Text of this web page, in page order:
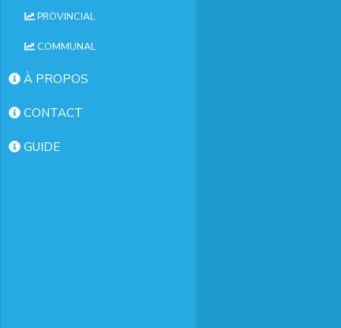
PROVINCIAL
COMMUNAL
À PROPOS
CONTACT
GUIDE